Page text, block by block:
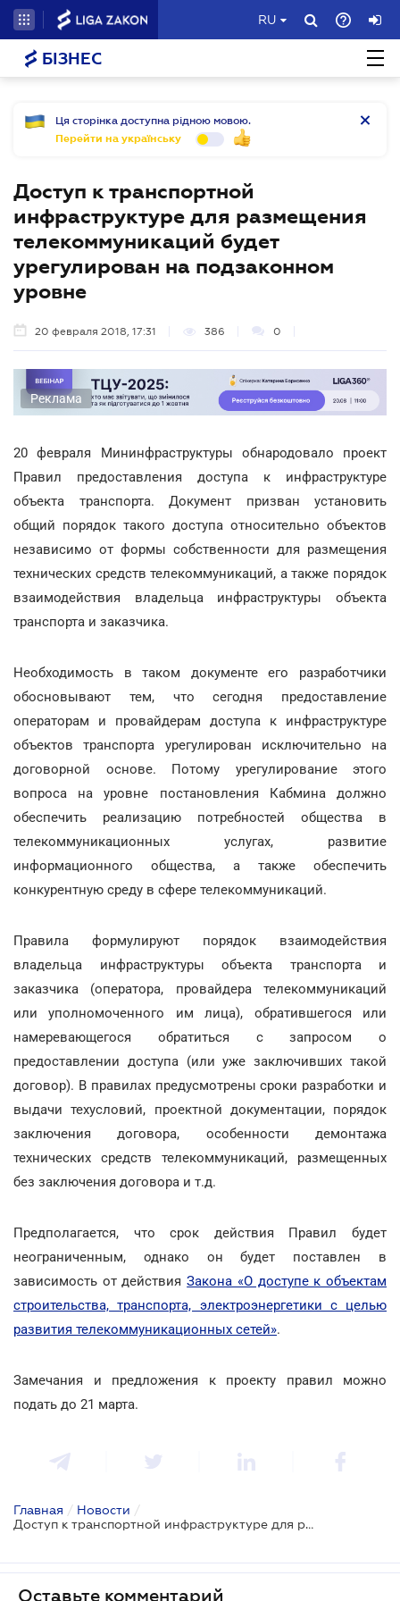
RU
БІЗНЕС
Ця сторінка доступна рідною мовою.
Перейти на українську
Доступ к транспортной
инфраструктуре для размещения
телекоммуникаций будет
урегулирован на подзаконном
уровне
20 февраля 2018, 17:31 386 0
Реклама
20 февраля Мининфраструктуры обнародовало проект
Правил предоставления доступа к инфраструктуре
объекта транспорта. Документ призван установить
общий порядок такого доступа относительно объектов
независимо от формы собственности для размещения
технических средств телекоммуникаций, а также порядок
взаимодействия владельца инфраструктуры объекта
транспорта и заказчика.
Необходимость в таком документе его разработчики
обосновывают тем, что сегодня предоставление
операторам и провайдерам доступа к инфраструктуре
объектов транспорта урегулирован исключительно на
договорной основе. Потому урегулирование этого
вопроса на уровне постановления Кабмина должно
обеспечить реализацию потребностей общества в
телекоммуникационных услугах, развитие
информационного общества, а также обеспечить
конкурентную среду в сфере телекоммуникаций.
Правила формулируют порядок взаимодействия
владельца инфраструктуры объекта транспорта и
заказчика (оператора, провайдера телекоммуникаций
или уполномоченного им лица), обратившегося или
намеревающегося обратиться с запросом о
предоставлении доступа (или уже заключивших такой
договор). В правилах предусмотрены сроки разработки и
выдачи техусловий, проектной документации, порядок
заключения договора, особенности демонтажа
технических средств телекоммуникаций, размещенных
без заключения договора и т.д.
Предполагается, что срок действия Правил будет
неограниченным, однако он будет поставлен в
зависимость от действияЗакона «О доступе к объектам
строительства, транспорта, электроэнергетики с целью
развития телекоммуникационных сетей».
Замечания и предложения к проекту правил можно
подать до 21 марта.
Главная / Новости /
Доступ к транспортной инфраструктуре для размещения телекоммуникаций будет урегулирован на подзаконном уровне
Оставьте комментарий